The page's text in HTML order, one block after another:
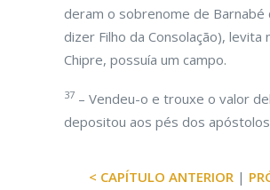
deram o sobrenome de Barnabé
dizer Filho da Consolação), levita
Chipre, possuía um campo.
37 – Vendeu-o e trouxe o valor
depositou aos pés dos
< CAPÍTULO ANTERIOR |